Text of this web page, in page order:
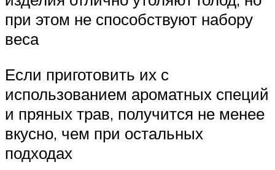
при этом не способствуют набору
веса
Если приготовить их с
использованием ароматных специй
и пряных трав, получится не менее
вкусно, чем при остальных
подходах